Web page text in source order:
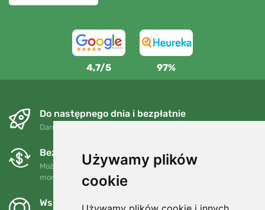
Używamy plików
cookie
4,7/5 97%
Do następnego dnia i bezpłatnie
Darmowa wysyłka dla zamówień powyżej 250 PLN
Bezpłatne wymiany i zwroty
Możesz zwrócić lub wymienić swoje zamówienie w dowolnym
momencie w ciągu 90 dni.
Wspieramy Trees.org